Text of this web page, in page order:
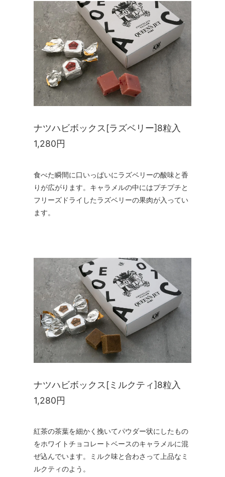
ナツハビボックス[ラズベリー]8粒入
1,280円
食べた瞬間に口いっぱいにラズベリーの酸味と香
りが広がります。キャラメルの中にはプチプチと
フリーズドライしたラズベリーの果肉が入ってい
ます。
ナツハビボックス[ミルクティ]8粒入
1,280円
紅茶の茶葉を細かく挽いてパウダー状にしたもの
をホワイトチョコレートベースのキャラメルに混
ぜ込んでいます。ミルク味と合わさって上品なミ
ルクティのよう。